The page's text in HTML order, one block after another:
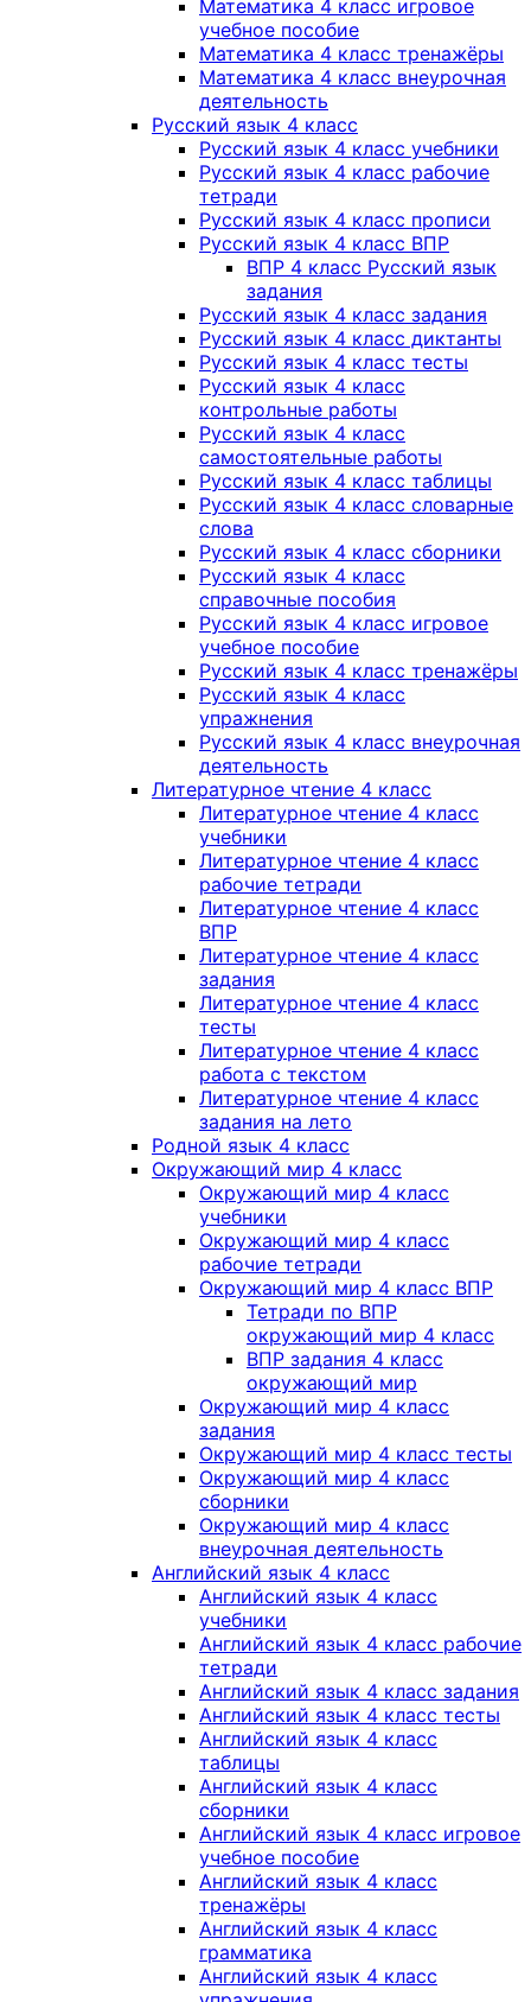
Математика 4 класс игровое
учебное пособие
Математика 4 класс тренажёры
Математика 4 класс внеурочная
деятельность
Русский язык 4 класс
Русский язык 4 класс учебники
Русский язык 4 класс рабочие
тетради
Русский язык 4 класс прописи
Русский язык 4 класс ВПР
ВПР 4 класс Русский язык
задания
Русский язык 4 класс задания
Русский язык 4 класс диктанты
Русский язык 4 класс тесты
Русский язык 4 класс
контрольные работы
Русский язык 4 класс
самостоятельные работы
Русский язык 4 класс таблицы
Русский язык 4 класс словарные
слова
Русский язык 4 класс сборники
Русский язык 4 класс
справочные пособия
Русский язык 4 класс игровое
учебное пособие
Русский язык 4 класс тренажёры
Русский язык 4 класс
упражнения
Русский язык 4 класс внеурочная
деятельность
Литературное чтение 4 класс
Литературное чтение 4 класс
учебники
Литературное чтение 4 класс
рабочие тетради
Литературное чтение 4 класс
ВПР
Литературное чтение 4 класс
задания
Литературное чтение 4 класс
тесты
Литературное чтение 4 класс
работа с текстом
Литературное чтение 4 класс
задания на лето
Родной язык 4 класс
Окружающий мир 4 класс
Окружающий мир 4 класс
учебники
Окружающий мир 4 класс
рабочие тетради
Окружающий мир 4 класс ВПР
Тетради по ВПР
окружающий мир 4 класс
ВПР задания 4 класс
окружающий мир
Окружающий мир 4 класс
задания
Окружающий мир 4 класс тесты
Окружающий мир 4 класс
сборники
Окружающий мир 4 класс
внеурочная деятельность
Английский язык 4 класс
Английский язык 4 класс
учебники
Английский язык 4 класс рабочие
тетради
Английский язык 4 класс задания
Английский язык 4 класс тесты
Английский язык 4 класс
таблицы
Английский язык 4 класс
сборники
Английский язык 4 класс игровое
учебное пособие
Английский язык 4 класс
тренажёры
Английский язык 4 класс
грамматика
Английский язык 4 класс